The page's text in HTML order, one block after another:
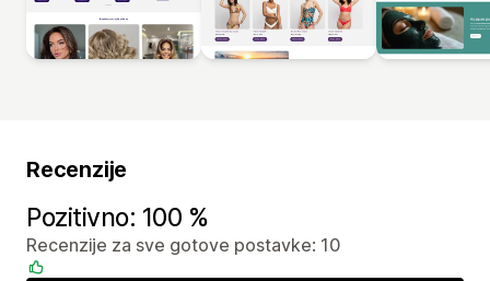
Recenzije
Pozitivno: 100 %
Recenzije za sve gotove postavke: 10